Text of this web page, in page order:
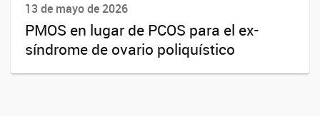
13 de mayo de 2026
PMOS en lugar de PCOS para el ex-
síndrome de ovario poliquístico